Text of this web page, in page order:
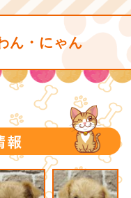
ん・にゃん